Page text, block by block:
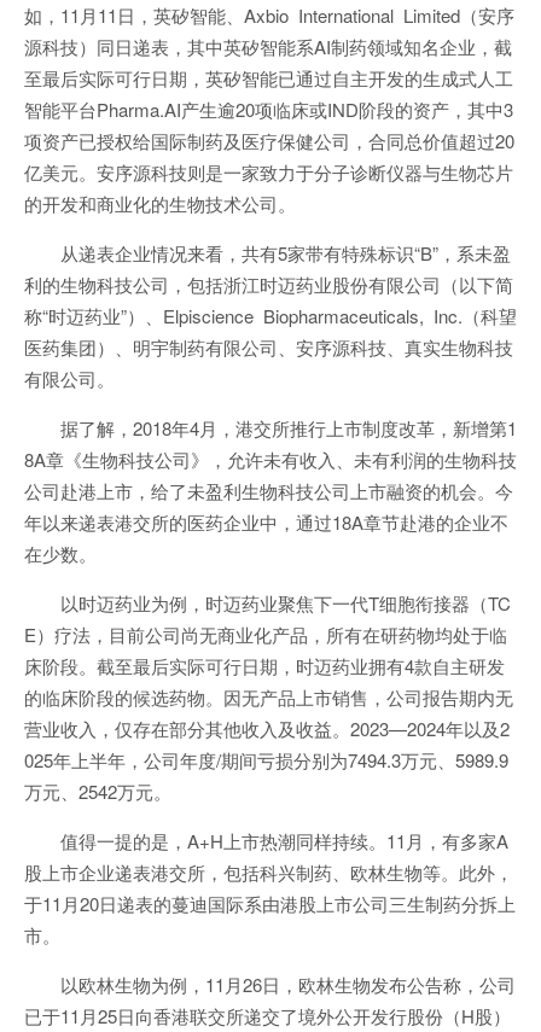
如，11月11日，英矽智能、Axbio International Limited（安序
源科技）同日递表，其中英矽智能系AI制药领域知名企业，截
至最后实际可行日期，英矽智能已通过自主开发的生成式人工
智能平台Pharma.AI产生逾20项临床或IND阶段的资产，其中3
项资产已授权给国际制药及医疗保健公司，合同总价值超过20
亿美元。安序源科技则是一家致力于分子诊断仪器与生物芯片
的开发和商业化的生物技术公司。
从递表企业情况来看，共有5家带有特殊标识“B”，系未盈
利的生物科技公司，包括浙江时迈药业股份有限公司（以下简
称“时迈药业”）、Elpiscience Biopharmaceuticals, Inc.（科望
医药集团）、明宇制药有限公司、安序源科技、真实生物科技
有限公司。
据了解，2018年4月，港交所推行上市制度改革，新增第1
8A章《生物科技公司》，允许未有收入、未有利润的生物科技
公司赴港上市，给了未盈利生物科技公司上市融资的机会。今
年以来递表港交所的医药企业中，通过18A章节赴港的企业不
在少数。
以时迈药业为例，时迈药业聚焦下一代T细胞衔接器（TC
E）疗法，目前公司尚无商业化产品，所有在研药物均处于临
床阶段。截至最后实际可行日期，时迈药业拥有4款自主研发
的临床阶段的候选药物。因无产品上市销售，公司报告期内无
营业收入，仅存在部分其他收入及收益。2023—2024年以及2
025年上半年，公司年度/期间亏损分别为7494.3万元、5989.9
万元、2542万元。
值得一提的是，A+H上市热潮同样持续。11月，有多家A
股上市企业递表港交所，包括科兴制药、欧林生物等。此外，
于11月20日递表的蔓迪国际系由港股上市公司三生制药分拆上
市。
以欧林生物为例，11月26日，欧林生物发布公告称，公司
已于11月25日向香港联交所递交了境外公开发行股份（H股）